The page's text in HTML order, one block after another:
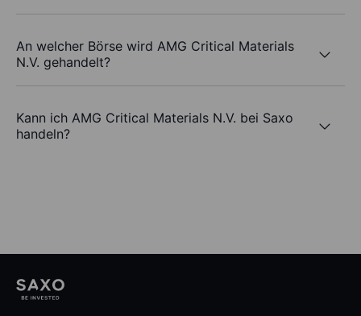
An welcher Börse wird AMG Critical Materials
N.V. gehandelt?
Kann ich AMG Critical Materials N.V. bei Saxo
handeln?